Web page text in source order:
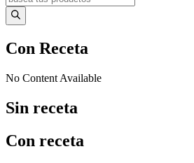
search
Con Receta
No Content Available
Sin receta
Con receta